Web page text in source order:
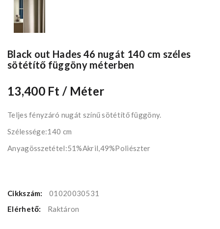
Black out Hades 46 nugát 140 cm széles
sötétítő függöny méterben
13,400 Ft/ Méter
Teljes fényzáró nugát színű sötétítő függöny.
Szélessége:140 cm
Anyagösszetétel:51%Akril,49%Poliészter
Cikkszám:
01020030531
Elérhető:
Raktáron